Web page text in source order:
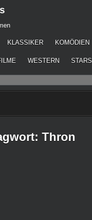
KLASSIKER KOMÖDIEN
WESTERN STARS
Thron